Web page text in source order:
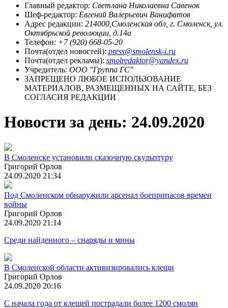
Главный редактор: Светлана Николаевна Савенок
Шеф-редактор: Евгений Валерьевич Ванифатов
Адрес редакции: 214000,Смоленская обл, г. Смоленск, ул.
Октябрьской революции, д.14а
Телефон: +7 (920) 668-05-20
Почта(отдел новостей): press@smolensk-i.ru
Почта(отдел рекламы): smolredaktor@yandex.ru
Учредитель: ООО "Группа ГС"
ЗАПРЕЩЕНО ЛЮБОЕ ИСПОЛЬЗОВАНИЕ
МАТЕРИАЛОВ, РАЗМЕЩЕННЫХ НА САЙТЕ, БЕЗ
СОГЛАСИЯ РЕДАКЦИИ
Новости за день: 24.09.2020
В Смоленске установили сказочную скульптуру
Григорий Орлов
24.09.2020 21:34
Под Смоленском обнаружили арсенал боеприпасов времен
войны
Григорий Орлов
24.09.2020 21:14
Среди найденного – снаряды и мины
В Смоленской области активизировались клещи
Григорий Орлов
24.09.2020 20:16
С начала года от клещей пострадали более 1200 смолян